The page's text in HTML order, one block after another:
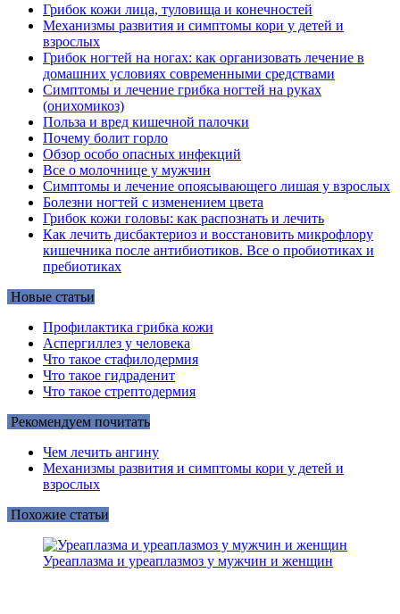
Грибок кожи лица, туловища и конечностей
Механизмы развития и симптомы кори у детей и
взрослых
Грибок ногтей на ногах: как организовать лечение в
домашних условиях современными средствами
Симптомы и лечение грибка ногтей на руках
(онихомикоз)
Польза и вред кишечной палочки
Почему болит горло
Обзор особо опасных инфекций
Все о молочнице у мужчин
Симптомы и лечение опоясывающего лишая у взрослых
Болезни ногтей с изменением цвета
Грибок кожи головы: как распознать и лечить
Как лечить дисбактериоз и восстановить микрофлору
кишечника после антибиотиков. Все о пробиотиках и
пребиотиках
Новые статьи
Профилактика грибка кожи
Аспергиллез у человека
Что такое стафилодермия
Что такое гидраденит
Что такое стрептодермия
Рекомендуем почитать
Чем лечить ангину
Механизмы развития и симптомы кори у детей и
взрослых
Похожие статьи
Уреаплазма и уреаплазмоз у мужчин и женщин